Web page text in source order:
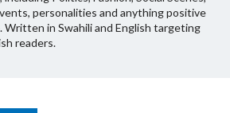
personalities and anything positive
Written in Swahili and English targeting
readers.